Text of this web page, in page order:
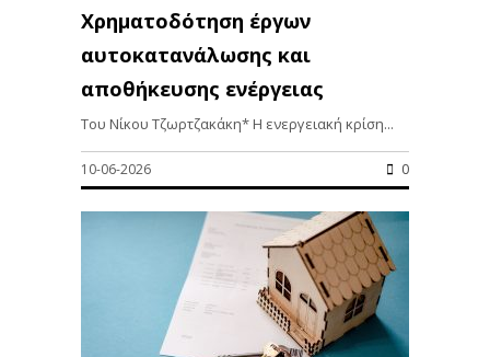
Χρηματοδότηση έργων
αυτοκατανάλωσης και
αποθήκευσης ενέργειας
Του Νίκου Τζωρτζακάκη* Η ενεργειακή κρίση...
10-06-2026 0